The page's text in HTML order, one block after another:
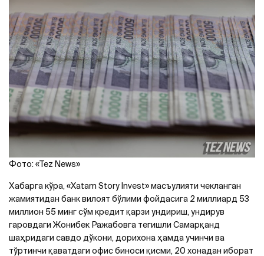
Фото: «Tez News»
Хабарга кўра, «Xatam Story Invest» масъулияти чекланган
жамиятидан банк вилоят бўлими фойдасига 2 миллиард 53
миллион 55 минг сўм кредит қарзи ундириш, ундирув
гаровдаги Жонибек Ражабовга тегишли Самарқанд
шаҳридаги савдо дўкони, дорихона ҳамда учинчи ва
тўртинчи қаватдаги офис биноси қисми, 20 хонадан иборат